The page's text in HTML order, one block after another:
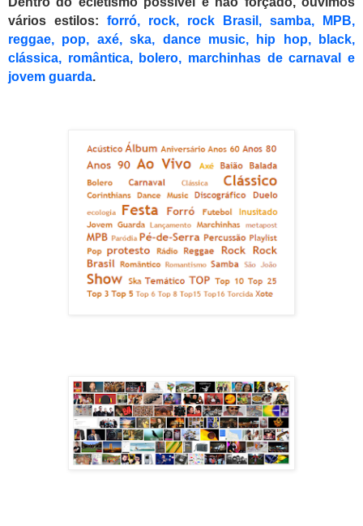
vários estilos: forró, rock, rock Brasil, samba, MPB,
reggae, pop, axé, ska, dance music, hip hop, black,
clássica, romântica, bolero, marchinhas de carnaval e
jovem guarda.